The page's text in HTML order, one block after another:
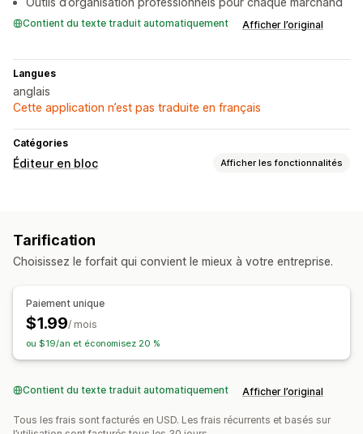
Contient du texte traduit automatiquement Afficher l’original
Langues
anglais
Cette application n’est pas traduite en français
Catégories
Éditeur en bloc Afficher les fonctionnalités
Tarification
Choisissez le forfait qui convient le mieux à votre entreprise.
Paiement unique
$1.99/ mois
ou $19/an et économisez 20 %
Contient du texte traduit automatiquement Afficher l’original
Tous les frais sont facturés en USD. Les frais récurrents et basés sur